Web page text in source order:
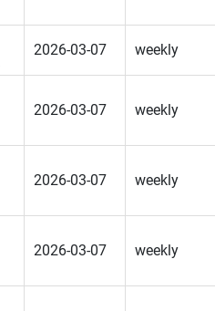
2026-03-07 weekly
2026-03-07 weekly
2026-03-07 weekly
2026-03-07 weekly